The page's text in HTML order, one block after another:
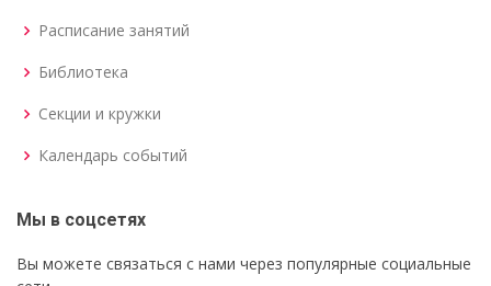
Расписание занятий
Библиотека
Секции и кружки
Календарь событий
Мы в соцсетях
Вы можете связаться с нами через популярные социальные